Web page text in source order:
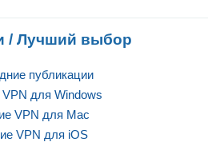
/ Лучший выбор
публикации
для Windows
VPN для Mac
VPN для iOS